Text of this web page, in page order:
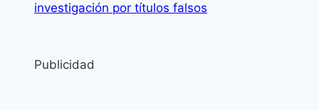
investigación por títulos falsos
Publicidad